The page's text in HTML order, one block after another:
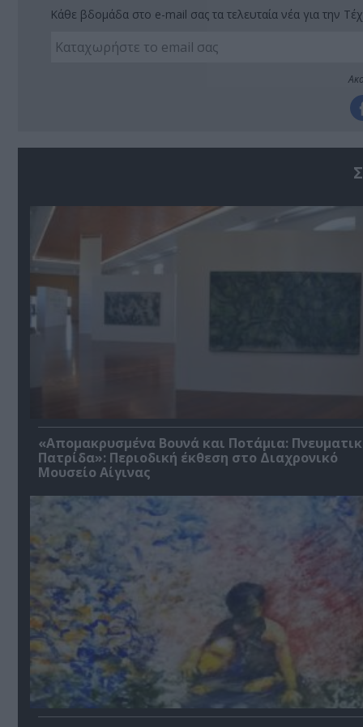
Κάθε βδομάδα στο e-mail σας τα τελευταία νέα για την
«Απομακρυσμένα Βουνά και Ποτάμια:
Πατρίδα»: Περιοδική έκθεση στο Διαχρονικό
Μουσείο Αίγινας